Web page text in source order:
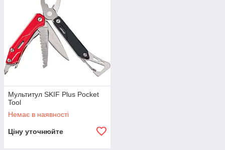
Мультитул SKIF Plus Pocket
Tool
Немає в наявності
Ціну уточнюйте